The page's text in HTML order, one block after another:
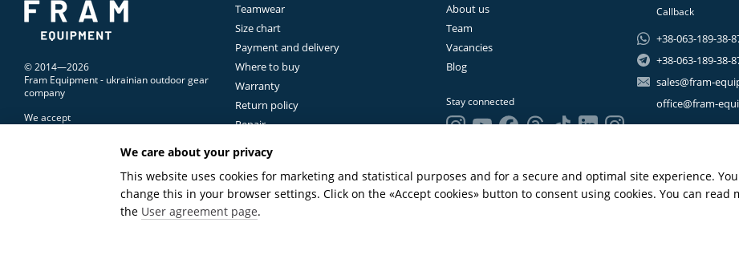
© 2014—2026
Fram Equipment - ukrainian outdoor gear
company
We accept
Online store built with Horoshop
Teamwear
Size chart
Payment and delivery
Where to buy
Warranty
Return policy
Repair
Terms of use
About us
Team
Vacancies
Blog
Stay connected
Callback
+38-063-189-38-
+38-063-189-38-
sales@fram-
office@fram-
We care about your privacy
This website uses cookies for marketing and statistical purposes and for a secure and optimal site experience.
change this in your browser settings. Click on the «Accept cookies» button to consent using cookies. You can read
the User agreement page.